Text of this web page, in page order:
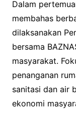
Dalam
membahas
dilaksanakan
bersama
masyarakat.
penanganan
sanitasi dan air
ekonomi